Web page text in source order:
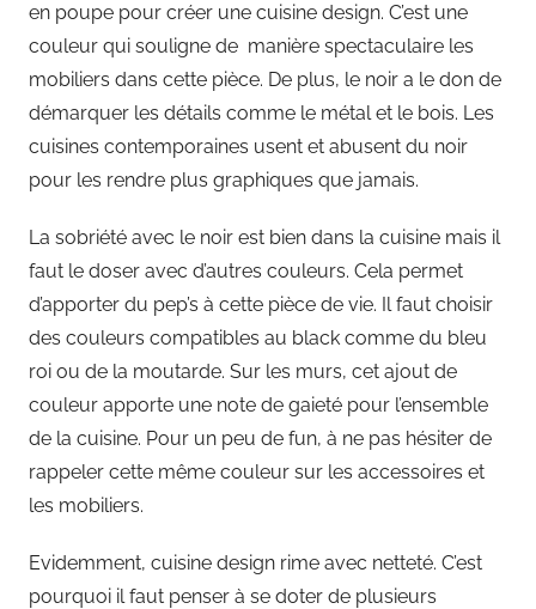
en poupe pour créer une cuisine design. C’est une
couleur qui souligne de manière spectaculaire les
mobiliers dans cette pièce. De plus, le noir a le don de
démarquer les détails comme le métal et le bois. Les
cuisines contemporaines usent et abusent du noir
pour les rendre plus graphiques que jamais.
La sobriété avec le noir est bien dans la cuisine mais il
faut le doser avec d’autres couleurs. Cela permet
d’apporter du pep’s à cette pièce de vie. Il faut choisir
des couleurs compatibles au black comme du bleu
roi ou de la moutarde. Sur les murs, cet ajout de
couleur apporte une note de gaieté pour l’ensemble
de la cuisine. Pour un peu de fun, à ne pas hésiter de
rappeler cette même couleur sur les accessoires et
les mobiliers.
Evidemment, cuisine design rime avec netteté. C’est
pourquoi il faut penser à se doter de plusieurs